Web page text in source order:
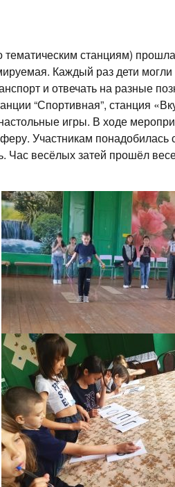
станциям)
Каждый раз дети могли
и отвечать на разные
“Спортивная”, станция
игры. В ходе
Участникам понадобилась
Час весёлых затей прошёл